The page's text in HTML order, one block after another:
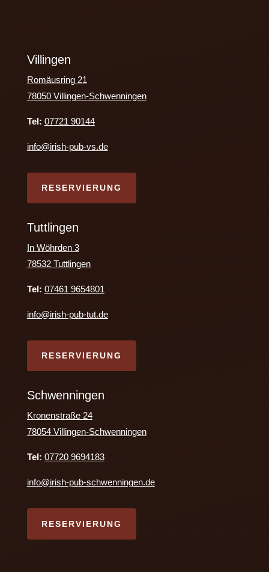
Villingen
Romäusring 21
78050 Villingen-Schwenningen
Tel: 07721 90144
info@irish-pub-vs.de
RESERVIERUNG
Tuttlingen
In Wöhrden 3
78532 Tuttlingen
Tel: 07461 9654801
info@irish-pub-tut.de
RESERVIERUNG
Schwenningen
Kronenstraße 24
78054 Villingen-Schwenningen
Tel: 07720 9694183
info@irish-pub-schwenningen.de
RESERVIERUNG